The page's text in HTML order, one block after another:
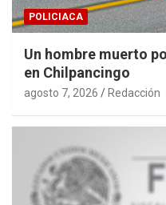
POLICIACA
Un hombre muerto
en Chilpancingo
agosto 7, 2026 Redacción